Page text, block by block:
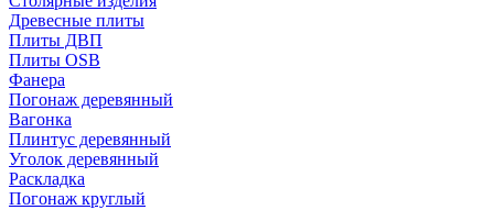
Древесные плиты
Плиты ДВП
Плиты OSB
Фанера
Погонаж деревянный
Вагонка
Плинтус деревянный
Уголок деревянный
Раскладка
Погонаж круглый